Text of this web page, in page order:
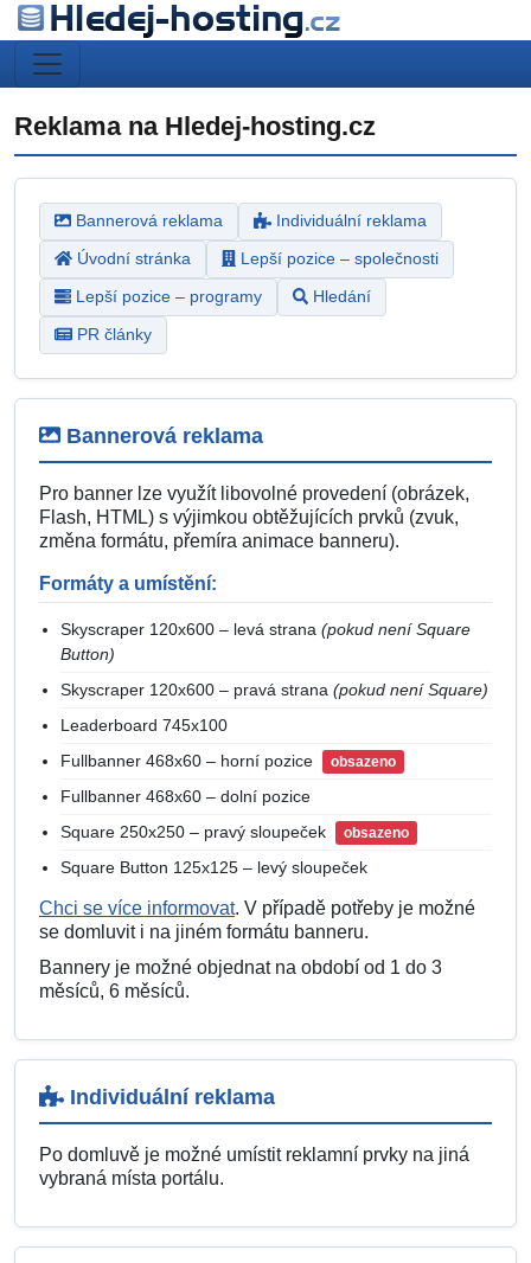
Reklama na Hledej-hosting.cz
Bannerová reklama Individuální reklama
Úvodní stránka Lepší pozice – společnosti
Lepší pozice – programy Hledání
PR články
Bannerová reklama
Pro banner lze využít libovolné provedení (obrázek,
Flash, HTML) s výjimkou obtěžujících prvků (zvuk,
změna formátu, přemíra animace banneru).
Formáty a umístění:
Skyscraper 120x600 – levá strana (pokud není Square
Button)
Skyscraper 120x600 – pravá strana (pokud není Square)
Leaderboard 745x100
Fullbanner 468x60 – horní pozice
obsazeno
Fullbanner 468x60 – dolní pozice
Square 250x250 – pravý sloupeček
obsazeno
Square Button 125x125 – levý sloupeček
Chci se více informovat. V případě potřeby je možné
se domluvit i na jiném formátu banneru.
Bannery je možné objednat na období od 1 do 3
měsíců, 6 měsíců.
Individuální reklama
Po domluvě je možné umístit reklamní prvky na jiná
vybraná místa portálu.